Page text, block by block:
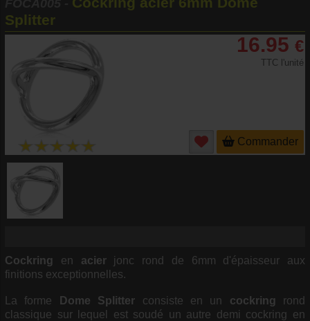
Splitter
16.95 €
TTC l'unité
Commander
Cockring en acier jonc rond de 6mm d'épaisseur aux
finitions exceptionnelles.
La forme Dome Splitter consiste en un cockring rond
classique sur lequel est soudé un autre demi cockring en